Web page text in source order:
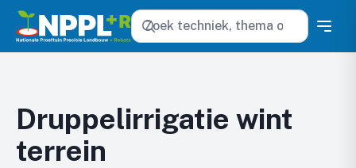
Zoeken
Druppelirrigatie wint
terrein